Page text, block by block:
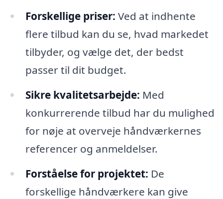
Forskellige priser: Ved at indhente
flere tilbud kan du se, hvad markedet
tilbyder, og vælge det, der bedst
passer til dit budget.
Sikre kvalitetsarbejde: Med
konkurrerende tilbud har du mulighed
for nøje at overveje håndværkernes
referencer og anmeldelser.
Forståelse for projektet: De
forskellige håndværkere kan give